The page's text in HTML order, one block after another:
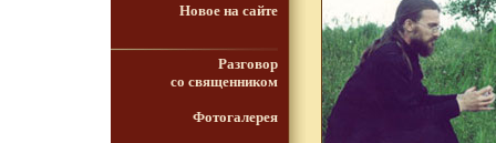
Новое на сайте
Разговор
со священником
Фотогалерея